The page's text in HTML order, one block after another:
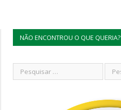
NÃO ENCONTROU O QUE QUERIA?